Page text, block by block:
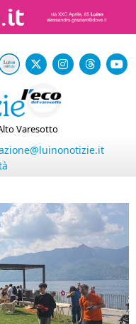
Varesotto